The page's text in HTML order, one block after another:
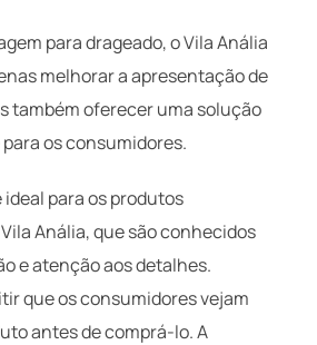
para drageado, o Vila Anália
melhorar a apresentação de
também oferecer uma solução
os consumidores.
ideal para os produtos
Anália, que são conhecidos
e atenção aos detalhes.
que os consumidores vejam
antes de comprá-lo. A